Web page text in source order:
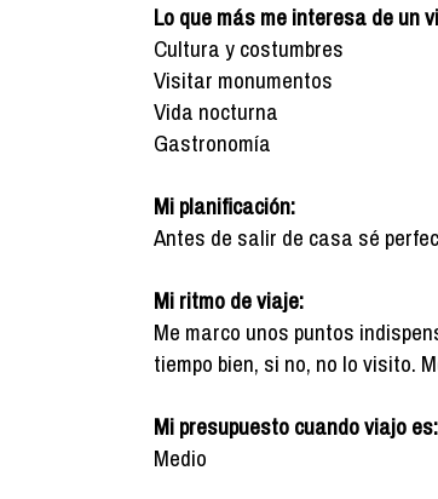
Lo que más me interesa de un
Cultura y costumbres
Visitar monumentos
Vida nocturna
Gastronomía
Mi planificación:
Antes de salir de casa sé
Mi ritmo de viaje:
Me marco unos puntos
tiempo bien, si no, no lo visito.
Mi presupuesto cuando viajo es:
Medio